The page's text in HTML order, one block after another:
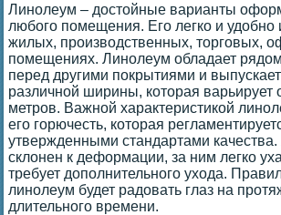
Линолеум – достойные варианты
любого помещения. Его легко и удобно
жилых, производственных, торговых,
помещениях. Линолеум обладает
перед другими покрытиями и
различной ширины, которая варьирует
метров. Важной характеристикой
его горючесть, которая
утвержденными стандартами
склонен к деформации, за ним легко
требует дополнительного ухода.
линолеум будет радовать глаз на
длительного времени.